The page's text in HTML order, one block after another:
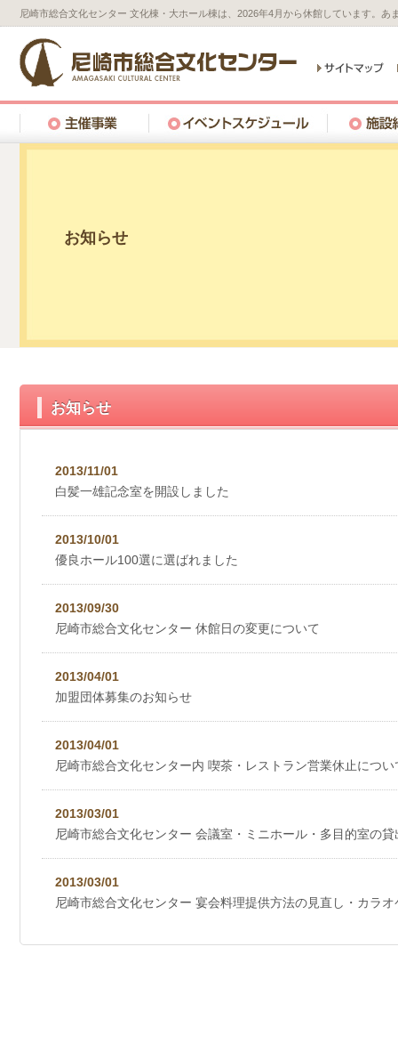
尼崎市総合文化センター 文化棟・大ホール棟は、2026年4月から休館しています。
お知らせ
お知らせ
2013/11/01
白髪一雄記念室を開設しました
2013/10/01
優良ホール100選に選ばれました
2013/09/30
尼崎市総合文化センター 休館日の変更について
2013/04/01
加盟団体募集のお知らせ
2013/04/01
尼崎市総合文化センター内 喫茶・レストラン営業休止につい
2013/03/01
尼崎市総合文化センター 会議室・ミニホール・多目的室の
2013/03/01
尼崎市総合文化センター 宴会料理提供方法の見直し・カラ